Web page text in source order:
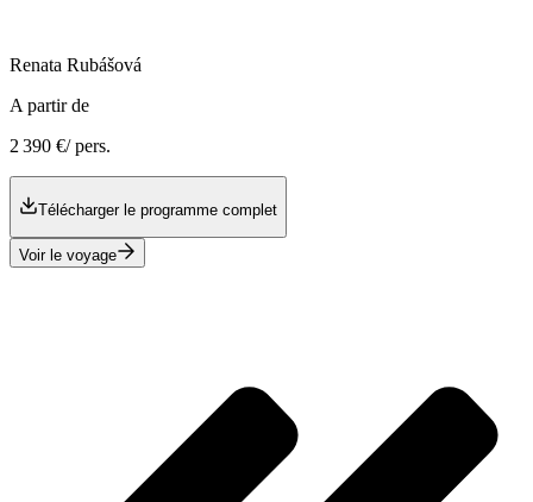
Renata Rubášová
A partir de
2 390 €/ pers.
Télécharger le programme complet
Voir le voyage